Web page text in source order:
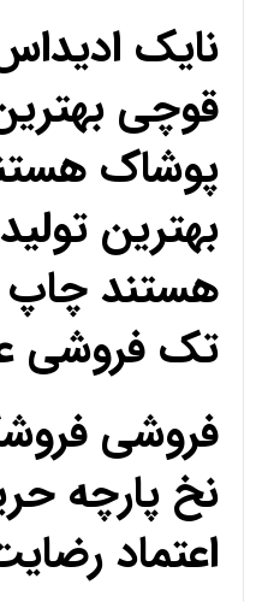
نایک
قوچی
پوشاک
بهترین
تک فروشی
نخ پارچه
اعتماد